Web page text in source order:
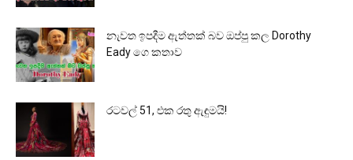
නැවත ඉපදීම ඇත්තක් බව ඔප්පු කල Dorothy
Eady ගෙ කතාව
රටවල් 51, එක රතු ඇඳුමයි!